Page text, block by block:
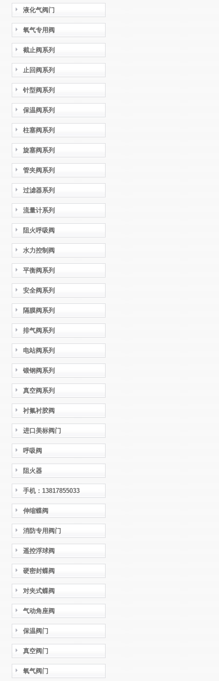
液化气阀门
氧气专用阀
截止阀系列
止回阀系列
针型阀系列
保温阀系列
柱塞阀系列
旋塞阀系列
管夹阀系列
过滤器系列
流量计系列
阻火呼吸阀
水力控制阀
平衡阀系列
安全阀系列
隔膜阀系列
排气阀系列
电站阀系列
锻钢阀系列
真空阀系列
衬氟衬胶阀
进口美标阀门
呼吸阀
阻火器
手机：13817855033
伸缩蝶阀
消防专用阀门
遥控浮球阀
硬密封蝶阀
对夹式蝶阀
气动角座阀
保温阀门
真空阀门
氧气阀门